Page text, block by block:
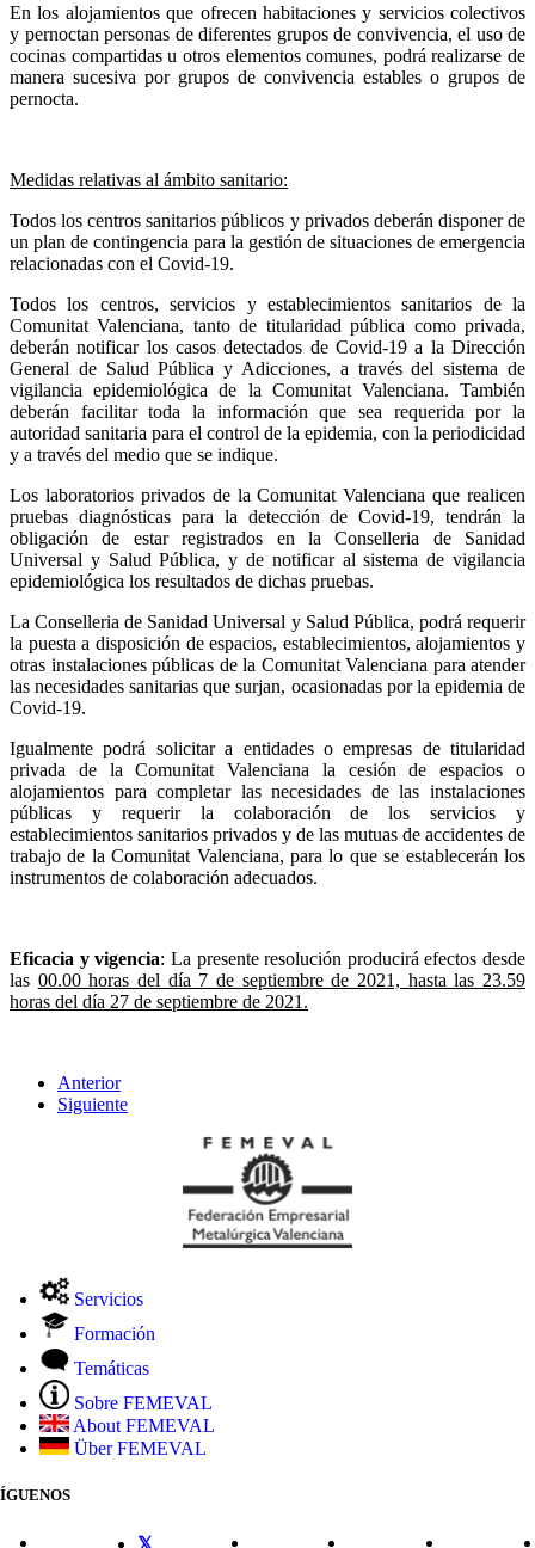
En los alojamientos que ofrecen habitaciones y servicios colectivos
y pernoctan personas de diferentes grupos de convivencia, el uso de
cocinas compartidas u otros elementos comunes, podrá realizarse de
manera sucesiva por grupos de convivencia estables o grupos de
pernocta.
Medidas relativas al ámbito sanitario:
Todos los centros sanitarios públicos y privados deberán disponer de
un plan de contingencia para la gestión de situaciones de emergencia
relacionadas con el Covid-19.
Todos los centros, servicios y establecimientos sanitarios de la
Comunitat Valenciana, tanto de titularidad pública como privada,
deberán notificar los casos detectados de Covid-19 a la Dirección
General de Salud Pública y Adicciones, a través del sistema de
vigilancia epidemiológica de la Comunitat Valenciana. También
deberán facilitar toda la información que sea requerida por la
autoridad sanitaria para el control de la epidemia, con la periodicidad
y a través del medio que se indique.
Los laboratorios privados de la Comunitat Valenciana que realicen
pruebas diagnósticas para la detección de Covid-19, tendrán la
obligación de estar registrados en la Conselleria de Sanidad
Universal y Salud Pública, y de notificar al sistema de vigilancia
epidemiológica los resultados de dichas pruebas.
La Conselleria de Sanidad Universal y Salud Pública, podrá requerir
la puesta a disposición de espacios, establecimientos, alojamientos y
otras instalaciones públicas de la Comunitat Valenciana para atender
las necesidades sanitarias que surjan, ocasionadas por la epidemia de
Covid-19.
Igualmente podrá solicitar a entidades o empresas de titularidad
privada de la Comunitat Valenciana la cesión de espacios o
alojamientos para completar las necesidades de las instalaciones
públicas y requerir la colaboración de los servicios y
establecimientos sanitarios privados y de las mutuas de accidentes de
trabajo de la Comunitat Valenciana, para lo que se establecerán los
instrumentos de colaboración adecuados.
Eficacia y vigencia: La presente resolución producirá efectos desde
las 00.00 horas del día 7 de septiembre de 2021, hasta las 23.59
horas del día 27 de septiembre de 2021.
Anterior
Siguiente
Servicios
Formación
Temáticas
Sobre FEMEVAL
About FEMEVAL
Über FEMEVAL